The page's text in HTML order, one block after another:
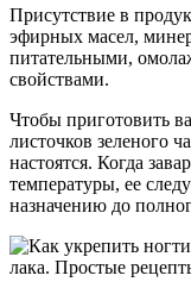
Присутствие в
эфирных масел,
питательными,
свойствами.
Чтобы приготовить
листочков зеленого
настоятся. Когда
температуры, ее
назначению до